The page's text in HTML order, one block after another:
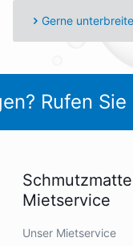
Gerne
Rufen
Mietservice
Unser Mietservice